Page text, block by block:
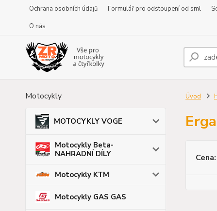
Ochrana osobních údajů Formulář pro odstoupení od sml
O nás
Motocykly
MOTOCYKLY VOGE
Motocykly Beta-
NAHRADNÍ DÍLY
Motocykly KTM
Motocykly GAS GAS
Úvod
Cena: